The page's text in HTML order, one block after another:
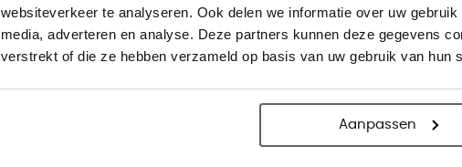
websiteverkeer te analyseren. Ook delen we informatie over uw
media, adverteren en analyse. Deze partners kunnen deze gegevens
verstrekt of die ze hebben verzameld op basis van uw gebruik van hun
Aanpassen
Akoestische scheidingswand Maroon -
Bekijk
Akoestische
140cm hoog